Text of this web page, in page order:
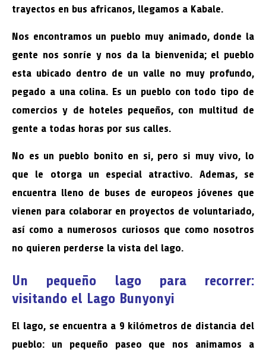
trayectos en bus africanos, llegamos a Kabale.
Nos encontramos un pueblo muy animado, donde la
gente nos sonríe y nos da la bienvenida; el pueblo
esta ubicado dentro de un valle no muy profundo,
pegado a una colina. Es un pueblo con todo tipo de
comercios y de hoteles pequeños, con multitud de
gente a todas horas por sus calles.
No es un pueblo bonito en si, pero si muy vivo, lo
que le otorga un especial atractivo. Ademas, se
encuentra lleno de buses de europeos jóvenes que
vienen para colaborar en proyectos de voluntariado,
así como a numerosos curiosos que como nosotros
no quieren perderse la vista del lago.
Un pequeño lago para recorrer:
visitando el Lago Bunyonyi
El lago, se encuentra a 9 kilómetros de distancia del
pueblo: un pequeño paseo que nos animamos a